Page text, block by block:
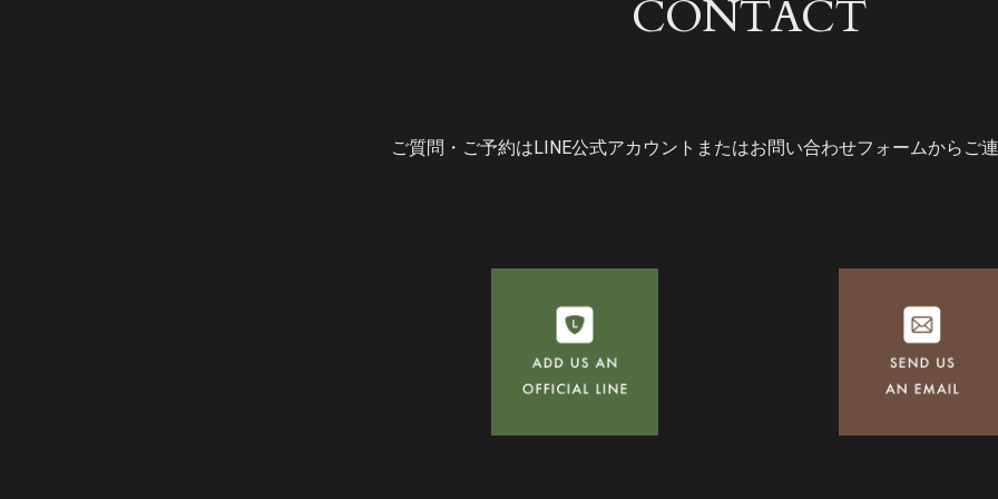
CONTACT
ご質問・ご予約はLINE公式アカウントまたはお問い合わせフォームからご